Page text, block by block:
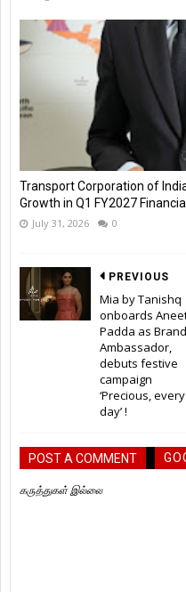
Transport Corporation of
Growth in Q1 FY2027
July 31, 2026 0
PREVIOUS
Mia by Tanishq
onboards
Padda as Brand
Ambassador,
debuts festive
campaign
‘Precious, every
day’ !
POST A COMMENT
கருத்துகள் இல்லை